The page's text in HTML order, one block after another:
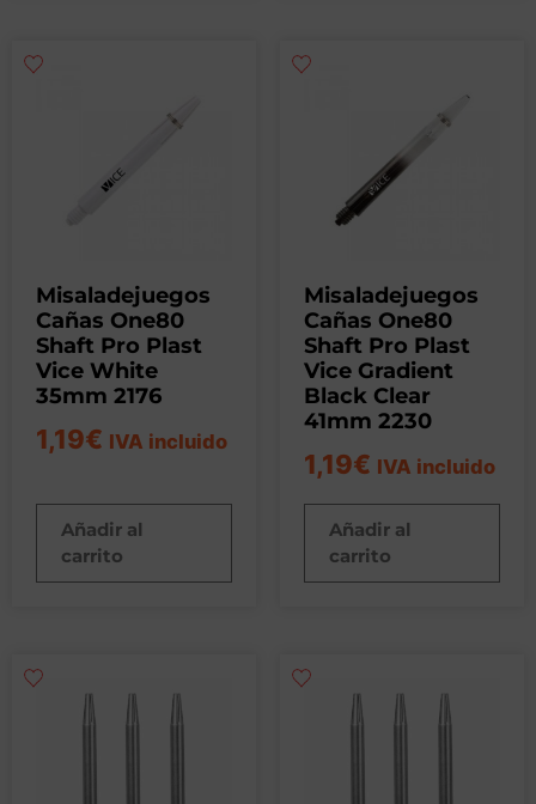
Misaladejuegos
Cañas One80
Shaft Pro Plast
Vice White
35mm 2176
1,19€ IVA incluido
Añadir al
carrito
Misaladejuegos
Cañas One80
Shaft Pro Plast
Vice Gradient
Black Clear
41mm 2230
1,19€ IVA incluido
Añadir al
carrito